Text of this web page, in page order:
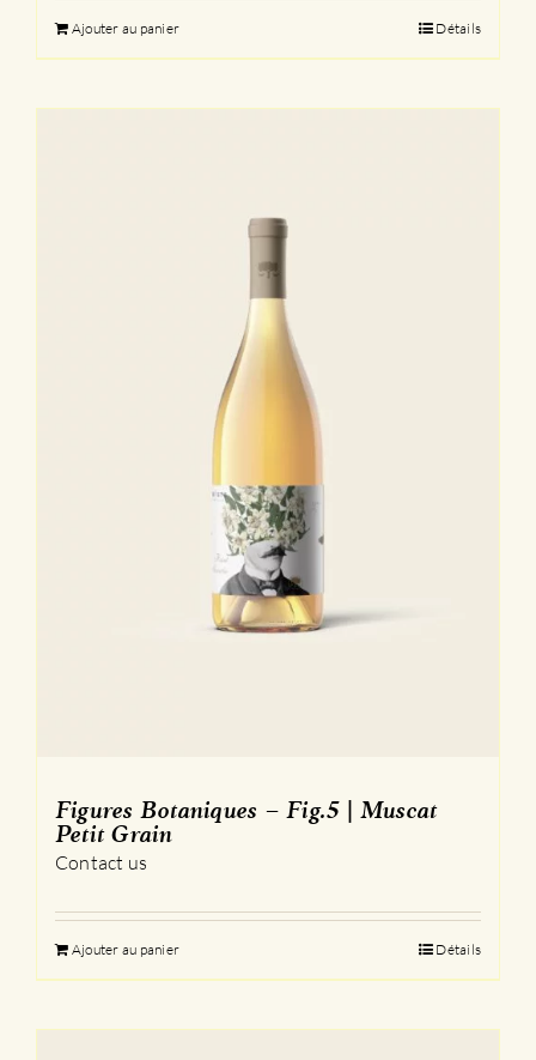
Ajouter au panier Détails
Figures Botaniques – Fig.5 | Muscat
Petit Grain
Contact us
Ajouter au panier Détails